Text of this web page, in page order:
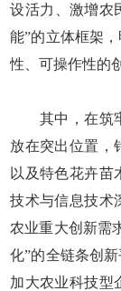
设活力、激增农
能”的立体框架
性、可操作性的
其中，在筑牢
放在突出位置，
以及特色花卉苗
技术与信息技术
农业重大创新需
化”的全链条创
加大农业科技型